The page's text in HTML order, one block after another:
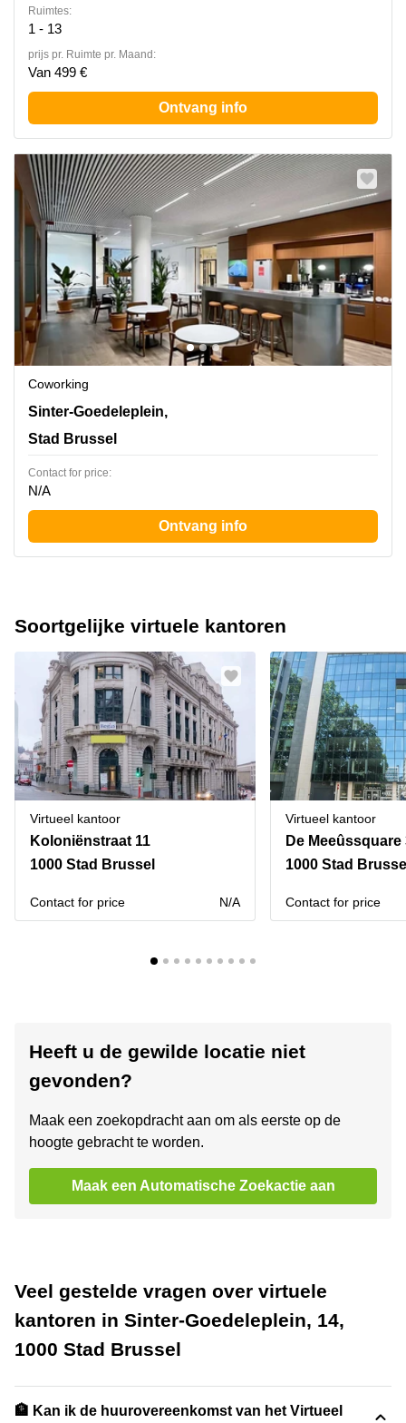
Ruimtes:
1 - 13
prijs pr. Ruimte pr. Maand:
Van 499 €
Ontvang info
Coworking
Sinter-Goedeleplein, 14, Stad Brussel
Sinter-Goedeleplein,
Stad Brussel
Contact for price:
N/A
Ontvang info
Soortgelijke virtuele kantoren
Virtueel kantoor
Koloniënstraat 11
1000 Stad Brussel
Contact for price N/A
Virtueel kantoor
De Meeûssquare
1000 Stad
Contact for price
Heeft u de gewilde locatie niet
gevonden?
Maak een zoekopdracht aan om als eerste op de
hoogte gebracht te worden.
Maak een Automatische Zoekactie aan
Veel gestelde vragen over virtuele
kantoren in Sinter-Goedeleplein, 14,
1000 Stad Brussel
🏦 Kan ik de huurovereenkomst van het Virtueel